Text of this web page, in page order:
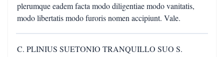
plerumque eadem facta modo diligentiae modo vanitatis,
modo libertatis modo furoris nomen accipiunt. Vale.
C. PLINIUS SUETONIO TRANQUILLO SUO S.